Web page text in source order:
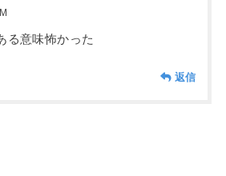
る意味怖かった
返信